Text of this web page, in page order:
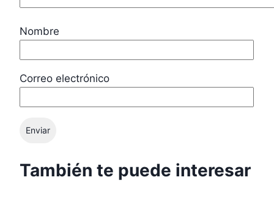
Nombre
Correo electrónico
También te puede interesar